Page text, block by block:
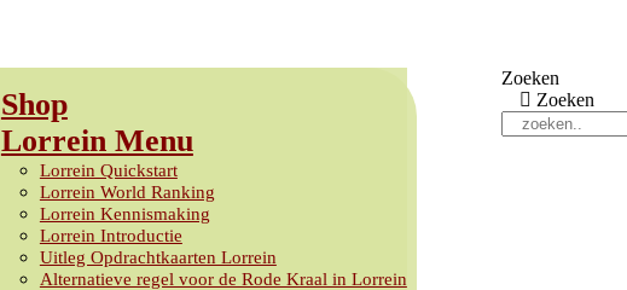
Zoeken
Zoeken
Shop
Lorrein Menu
Lorrein Quickstart
Lorrein World Ranking
Lorrein Kennismaking
Lorrein Introductie
Uitleg Opdrachtkaarten Lorrein
Alternatieve regel voor de Rode Kraal in Lorrein